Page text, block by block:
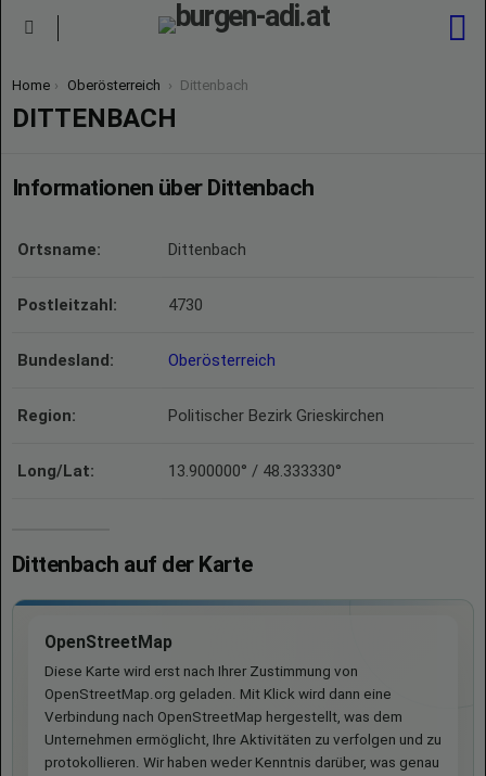
You are here:
Home Oberösterreich Dittenbach
DITTENBACH
Informationen über Dittenbach
Ortsname: Dittenbach
Postleitzahl: 4730
Bundesland: Oberösterreich
Region: Politischer Bezirk Grieskirchen
Long/Lat: 13.900000° / 48.333330°
Dittenbach auf der Karte
OpenStreetMap
Diese Karte wird erst nach Ihrer Zustimmung von
OpenStreetMap.org geladen. Mit Klick wird dann eine
Verbindung nach OpenStreetMap hergestellt, was dem
Unternehmen ermöglicht, Ihre Aktivitäten zu verfolgen und zu
protokollieren. Wir haben weder Kenntnis darüber, was genau